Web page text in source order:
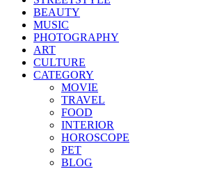
BEAUTY
MUSIC
PHOTOGRAPHY
ART
CULTURE
CATEGORY
MOVIE
TRAVEL
FOOD
INTERIOR
HOROSCOPE
PET
BLOG